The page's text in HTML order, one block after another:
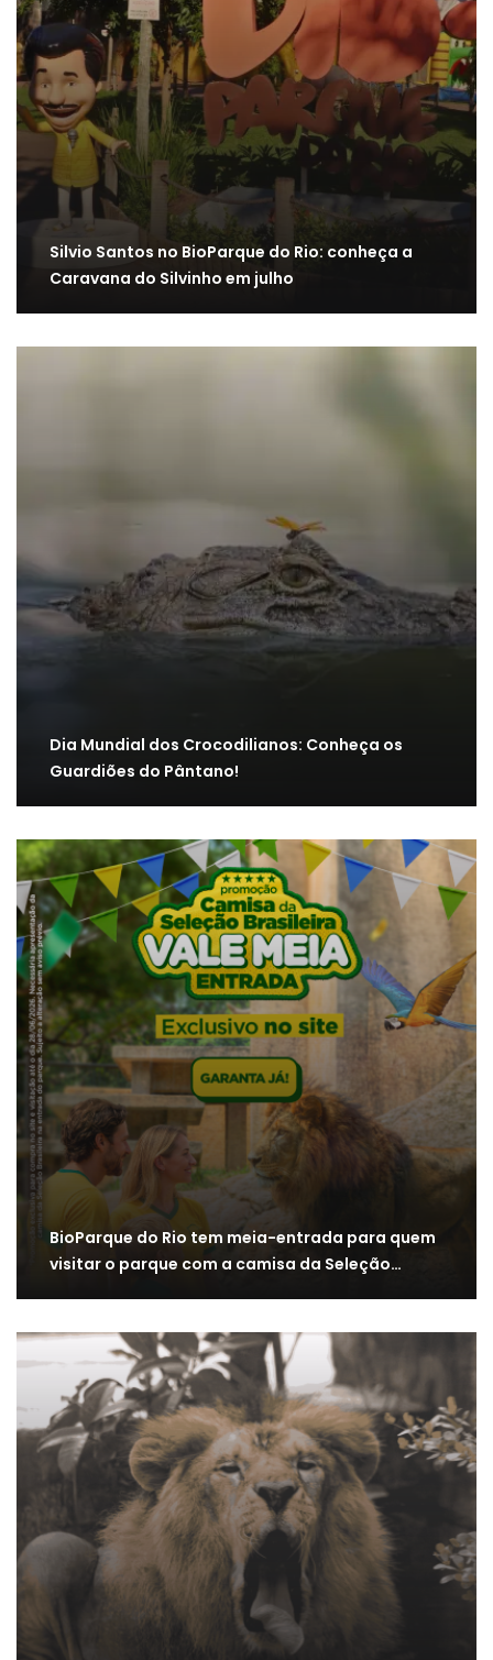
Silvio Santos no BioParque do Rio: conheça a
Caravana do Silvinho em julho
Dia Mundial dos Crocodilianos: Conheça os
Guardiões do Pântano!
BioParque do Rio tem meia-entrada para quem
visitar o parque com a camisa da Seleção…